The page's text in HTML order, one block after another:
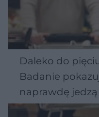
Daleko do
Badanie
naprawdę